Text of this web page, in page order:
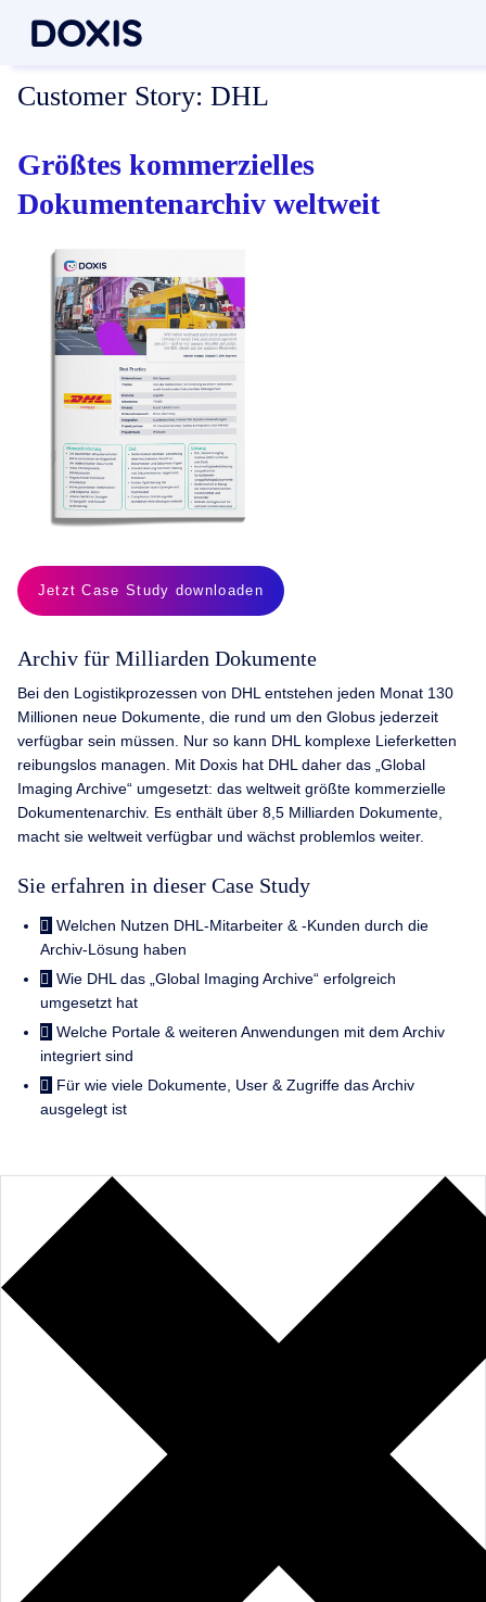
Customer Story: DHL
Größtes kommerzielles
Dokumentenarchiv weltweit
Jetzt Case Study downloaden
Archiv für Milliarden Dokumente
Bei den Logistikprozessen von DHL entstehen jeden Monat 130
Millionen neue Dokumente, die rund um den Globus jederzeit
verfügbar sein müssen. Nur so kann DHL komplexe Lieferketten
reibungslos managen. Mit Doxis hat DHL daher das „Global
Imaging Archive“ umgesetzt: das weltweit größte kommerzielle
Dokumentenarchiv. Es enthält über 8,5 Milliarden Dokumente,
macht sie weltweit verfügbar und wächst problemlos weiter.
Sie erfahren in dieser Case Study
Welchen Nutzen DHL-Mitarbeiter & -Kunden durch die
Archiv-Lösung haben
Wie DHL das „Global Imaging Archive“ erfolgreich
umgesetzt hat
Welche Portale & weiteren Anwendungen mit dem Archiv
integriert sind
Für wie viele Dokumente, User & Zugriffe das Archiv
ausgelegt ist